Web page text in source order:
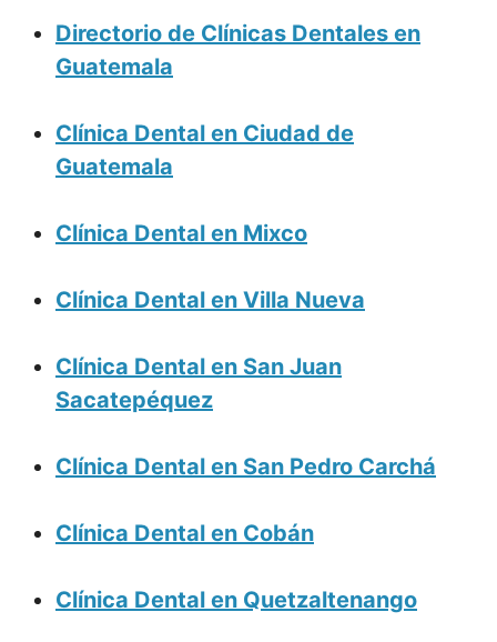
Directorio de Clínicas Dentales en
Guatemala
Clínica Dental en Ciudad de
Guatemala
Clínica Dental en Mixco
Clínica Dental en Villa Nueva
Clínica Dental en San Juan
Sacatepéquez
Clínica Dental en San Pedro Carchá
Clínica Dental en Cobán
Clínica Dental en Quetzaltenango